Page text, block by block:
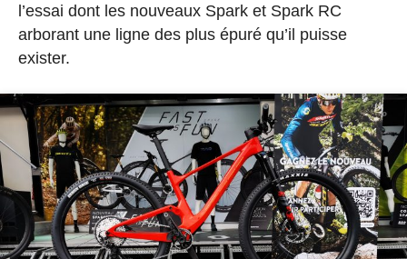
l’essai dont les nouveaux Spark et Spark RC
arborant une ligne des plus épuré qu’il puisse
exister.